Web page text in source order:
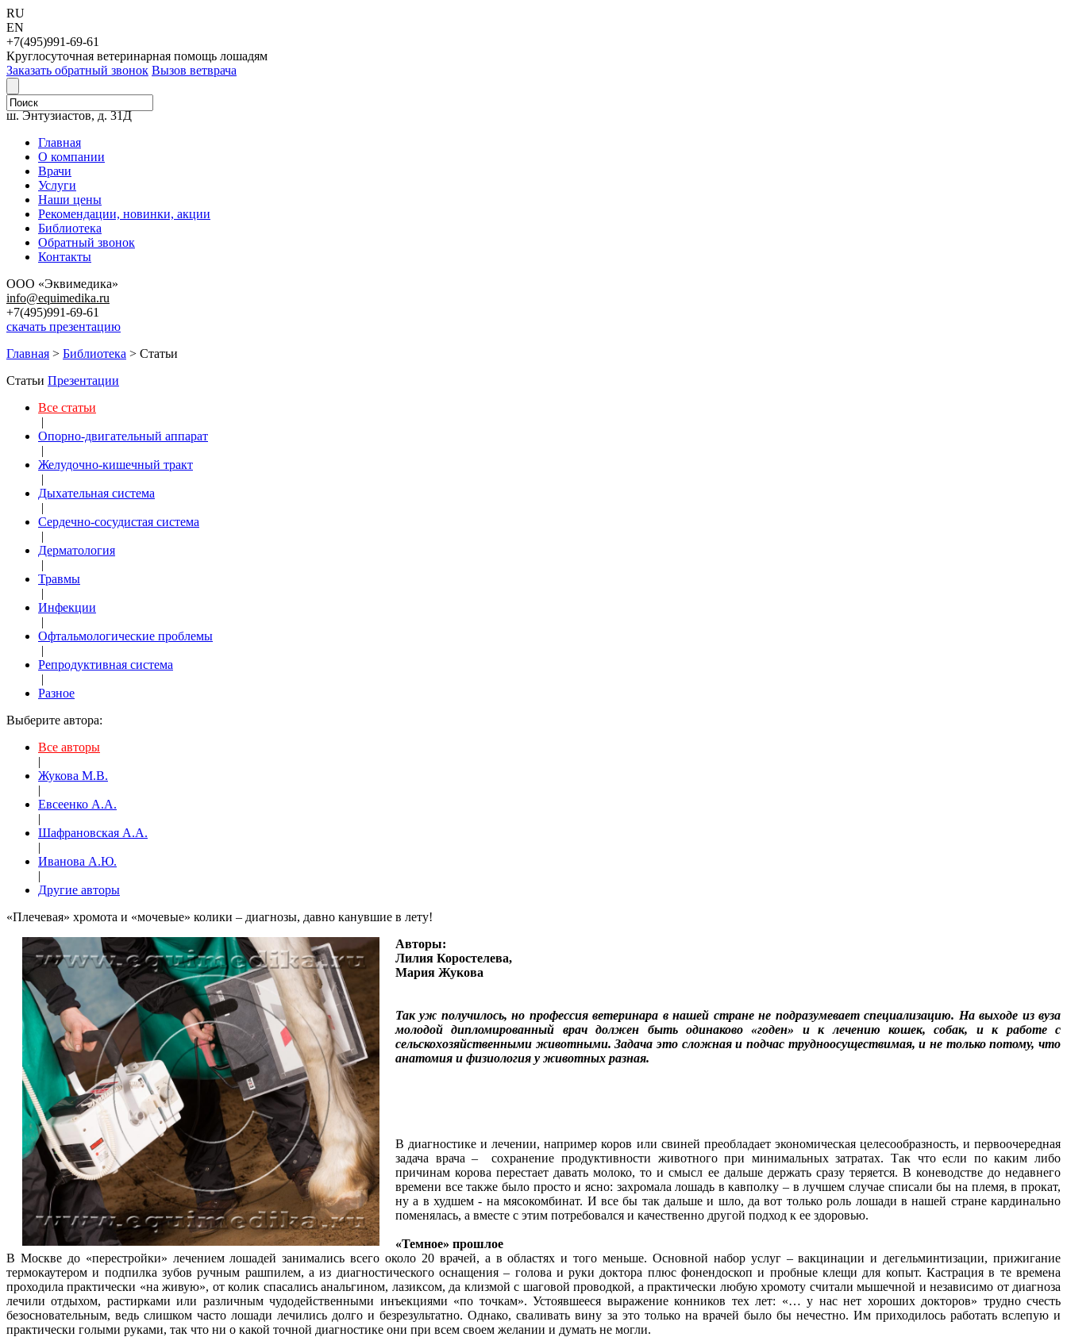
RU
EN
+7(495)991-69-61
Круглосуточная ветеринарная помощь лошадям
Заказать обратный звонок Вызов ветврача
111123, г. Москва,
ш. Энтузиастов, д. 31Д
Главная
О компании
Врачи
Услуги
Наши цены
Рекомендации, новинки, акции
Библиотека
Обратный звонок
Контакты
ООО «Эквимедика»
info@equimedika.ru
+7(495)991-69-61
скачать презентацию
Главная > Библиотека > Статьи
Статьи Презентации
Все статьи
|
Опорно-двигательный аппарат
|
Желудочно-кишечный тракт
|
Дыхательная система
|
Сердечно-сосудистая система
|
Дерматология
|
Травмы
|
Инфекции
|
Офтальмологические проблемы
|
Репродуктивная система
|
Разное
Выберите автора:
Все авторы
|
Жукова М.В.
|
Евсеенко А.А.
|
Шафрановская А.А.
|
Иванова А.Ю.
|
Другие авторы
«Плечевая» хромота и «мочевые» колики – диагнозы, давно канувшие в лету!
Авторы:
Лилия Коростелева,
Мария Жукова
Так уж получилось, но профессия ветеринара в нашей стране не подразумевает специализацию. На выходе из вуза
молодой дипломированный врач должен быть одинаково «годен» и к лечению кошек, собак, и к работе с
сельскохозяйственными животными. Задача это сложная и подчас трудноосуществимая, и не только потому, что
анатомия и физиология у животных разная.
В диагностике и лечении, например коров или свиней преобладает экономическая целесообразность, и первоочередная
задача врача – сохранение продуктивности животного при минимальных затратах. Так что если по каким либо
причинам корова перестает давать молоко, то и смысл ее дальше держать сразу теряется. В коневодстве до недавнего
времени все также было просто и ясно: захромала лошадь в кавполку – в лучшем случае списали бы на племя, в прокат,
ну а в худшем - на мясокомбинат. И все бы так дальше и шло, да вот только роль лошади в нашей стране кардинально
поменялась, а вместе с этим потребовался и качественно другой подход к ее здоровью.
«Темное» прошлое
В Москве до «перестройки» лечением лошадей занимались всего около 20 врачей, а в областях и того меньше. Основной набор услуг – вакцинации и дегельминтизации, прижигание
термокаутером и подпилка зубов ручным рашпилем, а из диагностического оснащения – голова и руки доктора плюс фонендоскоп и пробные клещи для копыт. Кастрация в те времена
проходила практически «на живую», от колик спасались анальгином, лазиксом, да клизмой с шаговой проводкой, а практически любую хромоту считали мышечной и независимо от диагноза
лечили отдыхом, растирками или различным чудодейственными инъекциями «по точкам». Устоявшееся выражение конников тех лет: «… у нас нет хороших докторов» трудно счесть
безосновательным, ведь слишком часто лошади лечились долго и безрезультатно. Однако, сваливать вину за это только на врачей было бы нечестно. Им приходилось работать вслепую и
практически голыми руками, так что ни о какой точной диагностике они при всем своем желании и думать не могли.